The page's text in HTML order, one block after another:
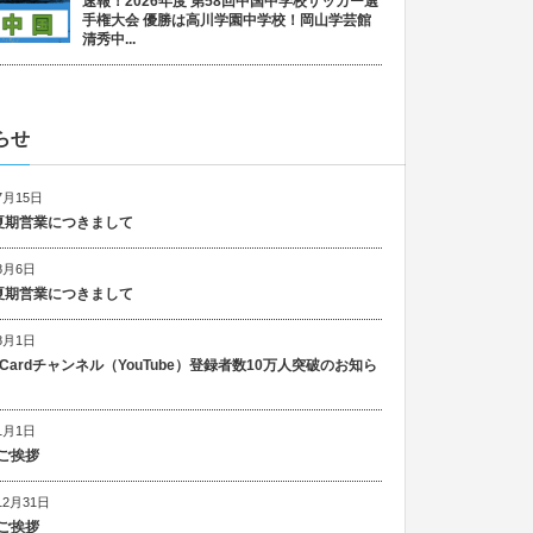
手権大会 優勝は高川学園中学校！岡山学芸館
清秀中...
せ
15日
期営業につきまして
6日
期営業につきまして
1日
チャンネル（YouTube）登録者数10万人突破のお知ら
1日
挨拶
月31日
挨拶